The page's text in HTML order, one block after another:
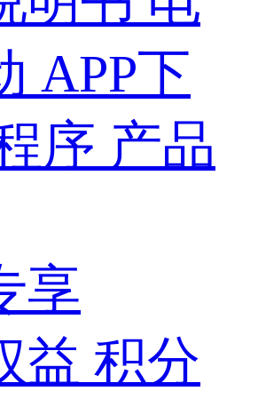
APP下
序 产品
享
益 积分